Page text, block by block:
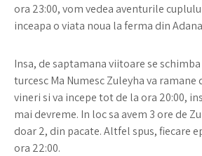
ora 23:00, vom vedea aventurile
inceapa o viata noua la ferma din
Insa, de saptamana viitoare se
turcesc Ma Numesc Zuleyha va ramane
vineri si va incepe tot de la ora 20:00,
mai devreme. In loc sa avem 3 ore de
doar 2, din pacate. Altfel spus, fiecare
ora 22:00.